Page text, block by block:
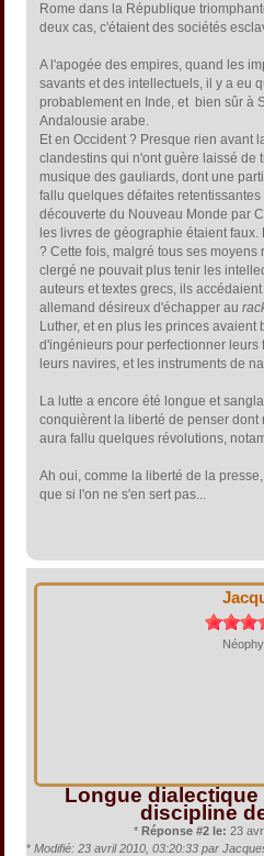
Rome dans la République
deux cas, c'étaient des sociétés
A l'apogée des empires, quand les
savants et des intellectuels, il y a eu
probablement en Inde, et bien sûr à
Andalousie arabe.
Et en Occident ? Presque rien avant
clandestins qui n'ont guère laissé de
musique des gauliards, dont une
fallu quelques défaites
découverte du Nouveau Monde par
les livres de géographie étaient
? Cette fois, malgré tous ses moyens
clergé ne pouvait plus tenir les
auteurs et textes grecs, ils
allemand désireux d'échapper au
Luther, et en plus les princes avaient
d'ingénieurs pour perfectionner leurs
leurs navires, et les instruments de
La lutte a encore été longue et
conquièrent la liberté de penser dont
aura fallu quelques révolutions,
Ah oui, comme la liberté de la
que si l'on ne s'en sert pas...
Longue
discipline
* Réponse #2 le: 23
* Modifié: 23 avril 2010, 03:20:33 par